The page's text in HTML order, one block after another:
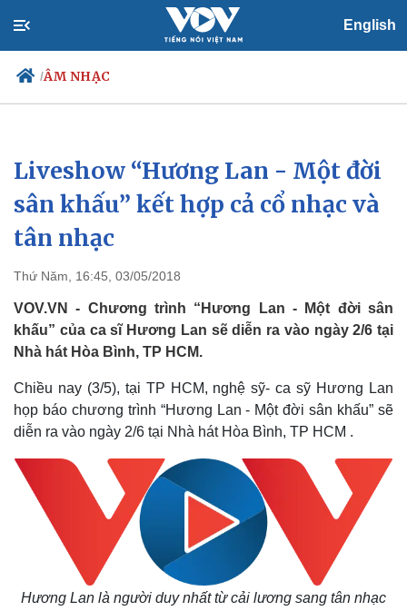
English
/ÂM NHẠC
Chính trị
Đảng
Tổ chức nhân sự
Quốc hội
Nhận diện sự thật
Xã hội
Tin 24h
Dự báo thời tiết
Liveshow “Hương Lan - Một đời
sân khấu” kết hợp cả cổ nhạc và
tân nhạc
Thứ Năm, 16:45, 03/05/2018
VOV.VN - Chương trình “Hương Lan - Một đời sân
khấu” của ca sĩ Hương Lan sẽ diễn ra vào ngày 2/6 tại
Nhà hát Hòa Bình, TP HCM.
Chiều nay (3/5), tại TP HCM, nghệ sỹ- ca sỹ Hương Lan
họp báo chương trình “Hương Lan - Một đời sân khấu” sẽ
diễn ra vào ngày 2/6 tại Nhà hát Hòa Bình, TP HCM .
Hương Lan là người duy nhất từ cải lương sang tân nhạc